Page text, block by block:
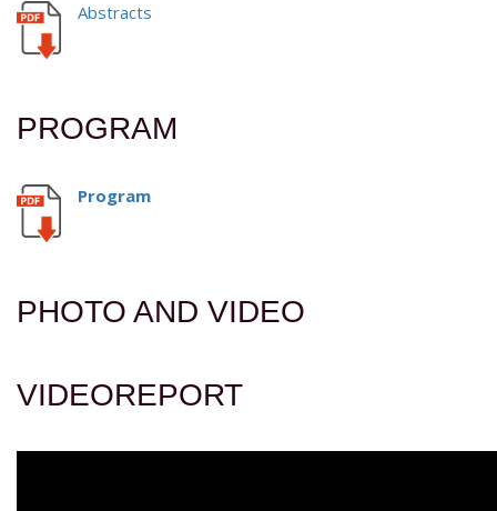
Abstracts
PROGRAM
Program
PHOTO AND VIDEO
VIDEOREPORT